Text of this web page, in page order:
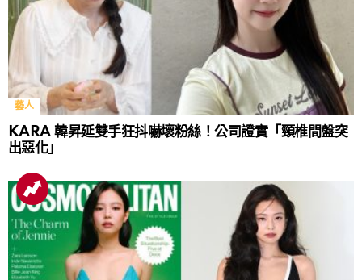
藝人
KARA 韓昇延雙手狂抖嚇壞粉絲！公司證實「頸椎間盤突
出惡化」